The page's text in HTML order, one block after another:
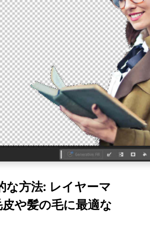
な方法: レイヤーマ
や髪の毛に最適な